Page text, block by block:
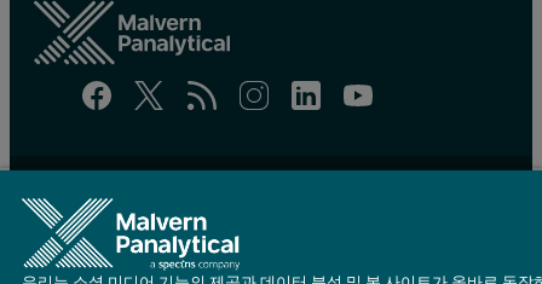
Site map
Cookie settings
© Copyright 2026 - Malvern Panalytical Ltd is a